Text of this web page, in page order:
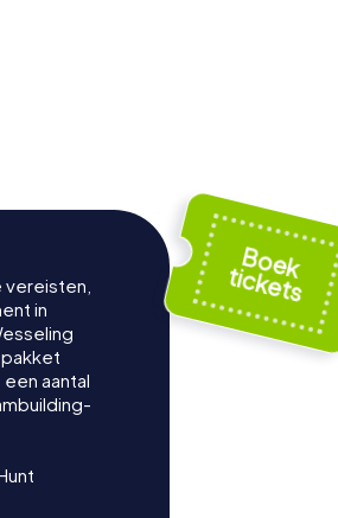
vereisten,
in
aantal